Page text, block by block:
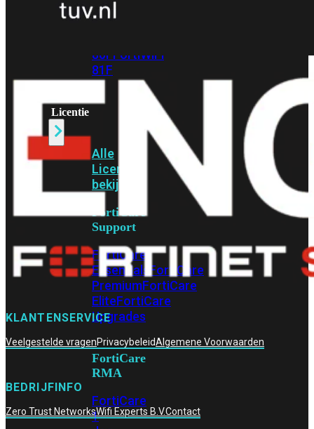
FortiWiFi
70GFortiWiFi
80F FortiWiFi
81F
Licentie
Alle
Licenties
bekijken
FortiCare
Support
FortiCare
Essentials FortiCare
PremiumFortiCare
EliteFortiCare
Upgrades
FortiCare
RMA
FortiCare
1
KLANTENSERVICE
Veelgestelde vragenPrivacybeleidAlgemene Voorwaarden
BEDRIJFINFO
Zero Trust NetworksWifi Experts B.V.Contact